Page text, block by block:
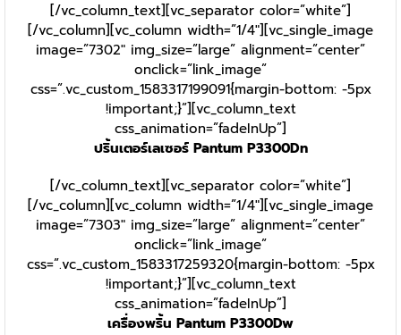
[/vc_column_text][vc_separator color=”white”]
[/vc_column][vc_column width=”1/4″][vc_single_image
image=”7302″ img_size=”large” alignment=”center”
onclick=”link_image”
css=”.vc_custom_1583317199091{margin-bottom: -5px
!important;}”][vc_column_text
css_animation=”fadeInUp”]
ปริ้นเตอร์เลเซอร์ Pantum P3300Dn
[/vc_column_text][vc_separator color=”white”]
[/vc_column][vc_column width=”1/4″][vc_single_image
image=”7303″ img_size=”large” alignment=”center”
onclick=”link_image”
css=”.vc_custom_1583317259320{margin-bottom: -5px
!important;}”][vc_column_text
css_animation=”fadeInUp”]
เครื่องพริ้น Pantum P3300Dw